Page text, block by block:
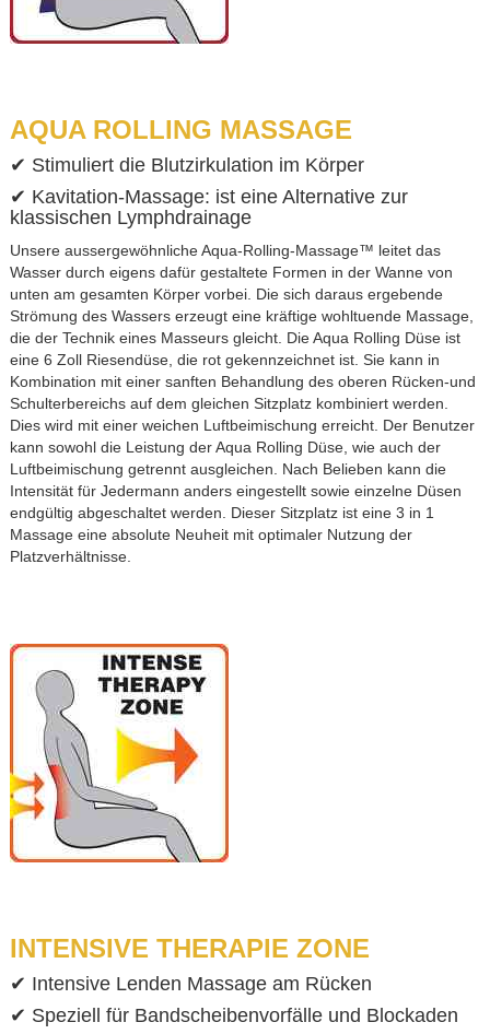
AQUA ROLLING MASSAGE
✔ Stimuliert die Blutzirkulation im Körper
✔ Kavitation-Massage: ist eine Alternative zur
klassischen Lymphdrainage
Unsere aussergewöhnliche Aqua-Rolling-Massage™ leitet das
Wasser durch eigens dafür gestaltete Formen in der Wanne von
unten am gesamten Körper vorbei. Die sich daraus ergebende
Strömung des Wassers erzeugt eine kräftige wohltuende Massage,
die der Technik eines Masseurs gleicht. Die Aqua Rolling Düse ist
eine 6 Zoll Riesendüse, die rot gekennzeichnet ist. Sie kann in
Kombination mit einer sanften Behandlung des oberen Rücken-und
Schulterbereichs auf dem gleichen Sitzplatz kombiniert werden.
Dies wird mit einer weichen Luftbeimischung erreicht. Der Benutzer
kann sowohl die Leistung der Aqua Rolling Düse, wie auch der
Luftbeimischung getrennt ausgleichen. Nach Belieben kann die
Intensität für Jedermann anders eingestellt sowie einzelne Düsen
endgültig abgeschaltet werden. Dieser Sitzplatz ist eine 3 in 1
Massage eine absolute Neuheit mit optimaler Nutzung der
Platzverhältnisse.
INTENSIVE THERAPIE ZONE
✔ Intensive Lenden Massage am Rücken
✔ Speziell für Bandscheibenvorfälle und Blockaden